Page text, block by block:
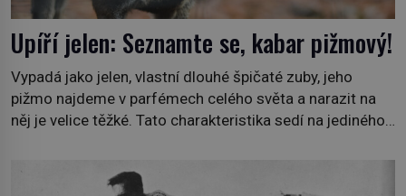
Upíří jelen: Seznamte se, kabar pižmový!
Vypadá jako jelen, vlastní dlouhé špičaté zuby, jeho
pižmo najdeme v parfémech celého světa a narazit na
něj je velice těžké. Tato charakteristika sedí na jediného
1778), jenže v Asii o něm ví už celá staletí. Zvíře